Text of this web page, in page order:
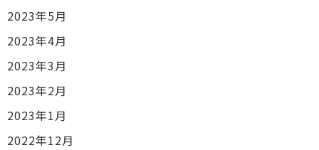
2023年5月
2023年4月
2023年3月
2023年2月
2023年1月
2022年12月